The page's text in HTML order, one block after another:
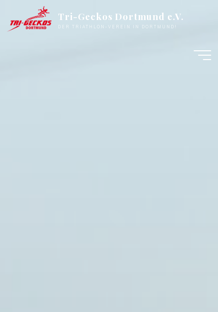
springen
Tri-Geckos Dortmund e.V.
DER TRIATHLON-VEREIN IN DORTMUND!